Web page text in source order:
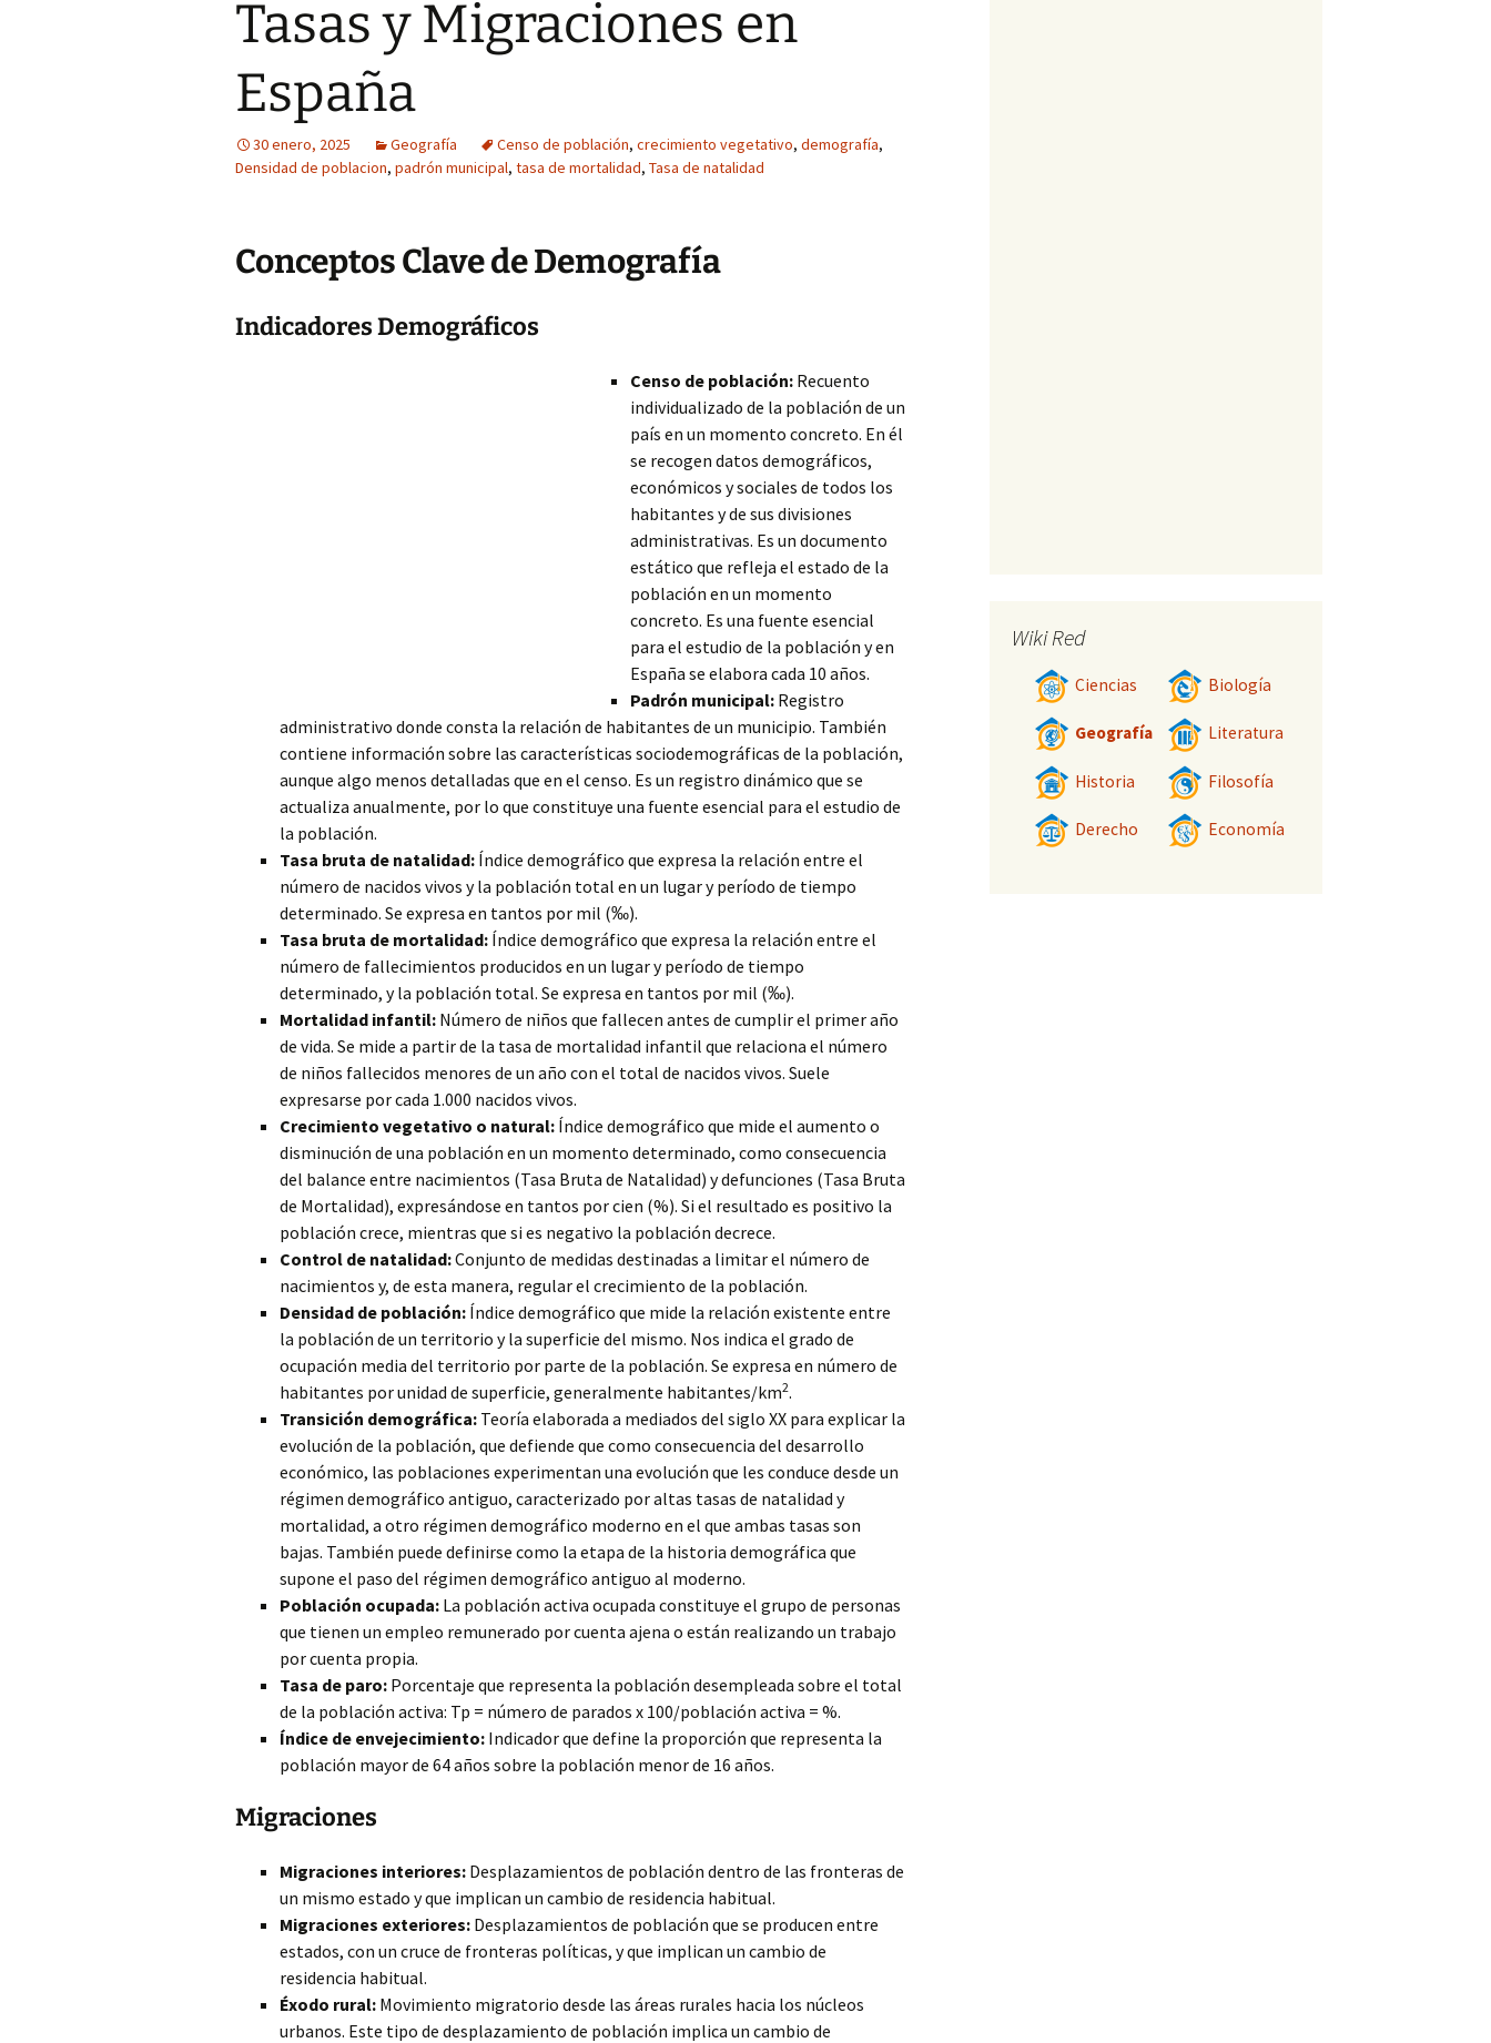
Tasas y Migraciones en
España
30 enero, 2025 Geografía Censo de población, crecimiento vegetativo, demografía,
Densidad de poblacion, padrón municipal, tasa de mortalidad, Tasa de natalidad
Conceptos Clave de Demografía
Indicadores Demográficos
Censo de población: Recuento
individualizado de la población de un
país en un momento concreto. En él
se recogen datos demográficos,
económicos y sociales de todos los
habitantes y de sus divisiones
administrativas. Es un documento
estático que refleja el estado de la
población en un momento
concreto. Es una fuente esencial
para el estudio de la población y en
España se elabora cada 10 años.
Padrón municipal: Registro
administrativo donde consta la relación de habitantes de un municipio. También
contiene información sobre las características sociodemográficas de la población,
aunque algo menos detalladas que en el censo. Es un registro dinámico que se
actualiza anualmente, por lo que constituye una fuente esencial para el estudio de
la población.
Tasa bruta de natalidad: Índice demográfico que expresa la relación entre el
número de nacidos vivos y la población total en un lugar y período de tiempo
determinado. Se expresa en tantos por mil (‰).
Tasa bruta de mortalidad: Índice demográfico que expresa la relación entre el
número de fallecimientos producidos en un lugar y período de tiempo
determinado, y la población total. Se expresa en tantos por mil (‰).
Mortalidad infantil: Número de niños que fallecen antes de cumplir el primer año
de vida. Se mide a partir de la tasa de mortalidad infantil que relaciona el número
de niños fallecidos menores de un año con el total de nacidos vivos. Suele
expresarse por cada 1.000 nacidos vivos.
Crecimiento vegetativo o natural: Índice demográfico que mide el aumento o
disminución de una población en un momento determinado, como consecuencia
del balance entre nacimientos (Tasa Bruta de Natalidad) y defunciones (Tasa Bruta
de Mortalidad), expresándose en tantos por cien (%). Si el resultado es positivo la
población crece, mientras que si es negativo la población decrece.
Control de natalidad:Conjunto de medidas destinadas a limitar el número de
nacimientos y, de esta manera, regular el crecimiento de la población.
Densidad de población: Índice demográfico que mide la relación existente entre
la población de un territorio y la superficie del mismo. Nos indica el grado de
ocupación media del territorio por parte de la población. Se expresa en número de
habitantes por unidad de superficie, generalmente habitantes/km2.
Transición demográfica: Teoría elaborada a mediados del siglo XX para explicar la
evolución de la población, que defiende que como consecuencia del desarrollo
económico, las poblaciones experimentan una evolución que les conduce desde un
régimen demográfico antiguo, caracterizado por altas tasas de natalidad y
mortalidad, a otro régimen demográfico moderno en el que ambas tasas son
bajas. También puede definirse como la etapa de la historia demográfica que
supone el paso del régimen demográfico antiguo al moderno.
Población ocupada: La población activa ocupada constituye el grupo de personas
que tienen un empleo remunerado por cuenta ajena o están realizando un trabajo
por cuenta propia.
Tasa de paro: Porcentaje que representa la población desempleada sobre el total
de la población activa: Tp = número de parados x 100/población activa = %.
Índice de envejecimiento: Indicador que define la proporción que representa la
población mayor de 64 años sobre la población menor de 16 años.
Migraciones
Migraciones interiores: Desplazamientos de población dentro de las fronteras de
un mismo estado y que implican un cambio de residencia habitual.
Migraciones exteriores: Desplazamientos de población que se producen entre
estados, con un cruce de fronteras políticas, y que implican un cambio de
residencia habitual.
Éxodo rural: Movimiento migratorio desde las áreas rurales hacia los núcleos
urbanos. Este tipo de desplazamiento de población implica un cambio de
Wiki Red
Ciencias Biología
Geografía Literatura
Historia Filosofía
Derecho Economía